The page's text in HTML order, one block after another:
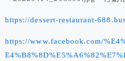
https://dessert-restaurant-
https://www.facebook.com/